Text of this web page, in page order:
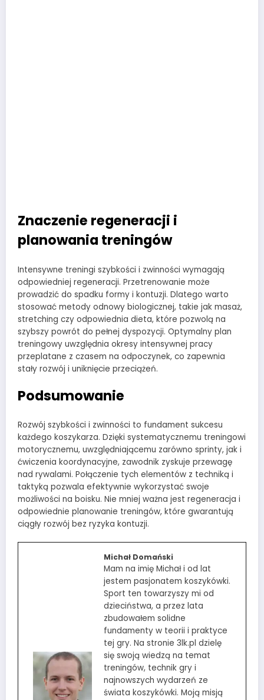
Znaczenie regeneracji i
planowania treningów
Intensywne treningi szybkości i zwinności wymagają
odpowiedniej regeneracji. Przetrenowanie może
prowadzić do spadku formy i kontuzji. Dlatego warto
stosować metody odnowy biologicznej, takie jak masaż,
stretching czy odpowiednia dieta, które pozwolą na
szybszy powrót do pełnej dyspozycji. Optymalny plan
treningowy uwzględnia okresy intensywnej pracy
przeplatane z czasem na odpoczynek, co zapewnia
stały rozwój i uniknięcie przeciążeń.
Podsumowanie
Rozwój szybkości i zwinności to fundament sukcesu
każdego koszykarza. Dzięki systematycznemu treningowi
motorycznemu, uwzględniającemu zarówno sprinty, jak i
ćwiczenia koordynacyjne, zawodnik zyskuje przewagę
nad rywalami. Połączenie tych elementów z techniką i
taktyką pozwala efektywnie wykorzystać swoje
możliwości na boisku. Nie mniej ważna jest regeneracja i
odpowiednie planowanie treningów, które gwarantują
ciągły rozwój bez ryzyka kontuzji.
Michał Domański
Mam na imię Michał i od lat
jestem pasjonatem koszykówki.
Sport ten towarzyszy mi od
dzieciństwa, a przez lata
zbudowałem solidne
fundamenty w teorii i praktyce
tej gry. Na stronie 3lk.pl dzielę
się swoją wiedzą na temat
treningów, technik gry i
najnowszych wydarzeń ze
świata koszykówki. Moją misją